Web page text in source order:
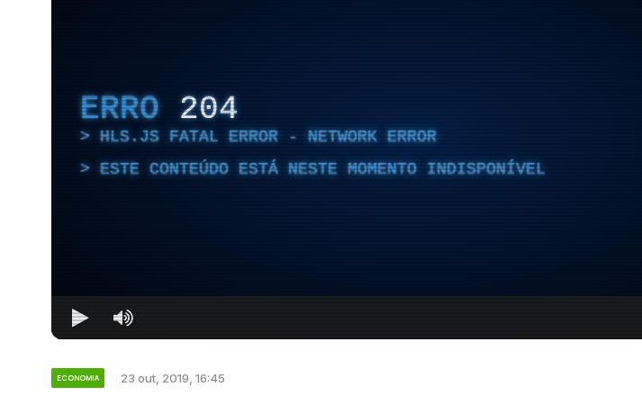
ERRO 204
HLS.JS FATAL ERROR - NETWORK ERROR
ESTE CONTEÚDO ESTÁ NESTE MOMENTO INDISPONÍVEL
ECONOMIA 23 out, 2019, 16:45